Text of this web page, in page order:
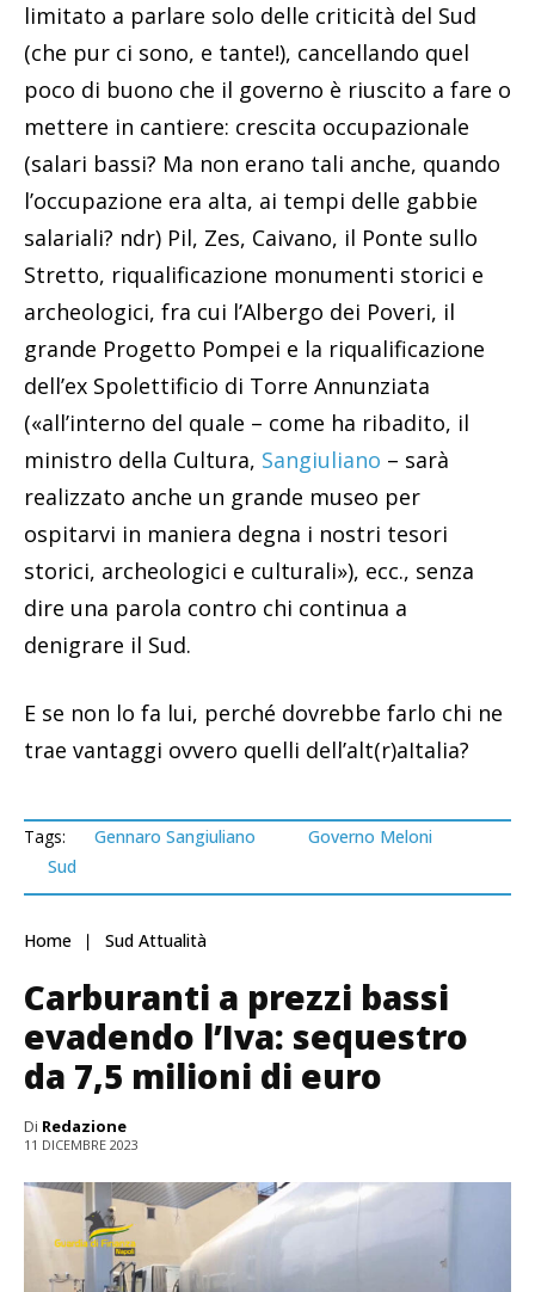
limitato a parlare solo delle criticità del Sud
(che pur ci sono, e tante!), cancellando quel
poco di buono che il governo è riuscito a fare o
mettere in cantiere: crescita occupazionale
(salari bassi? Ma non erano tali anche, quando
l’occupazione era alta, ai tempi delle gabbie
salariali? ndr) Pil, Zes, Caivano, il Ponte sullo
Stretto, riqualificazione monumenti storici e
archeologici, fra cui l’Albergo dei Poveri, il
grande Progetto Pompei e la riqualificazione
dell’ex Spolettificio di Torre Annunziata
(«all’interno del quale – come ha ribadito, il
ministro della Cultura, Sangiuliano – sarà
realizzato anche un grande museo per
ospitarvi in maniera degna i nostri tesori
storici, archeologici e culturali»), ecc., senza
dire una parola contro chi continua a
denigrare il Sud.
E se non lo fa lui, perché dovrebbe farlo chi ne
trae vantaggi ovvero quelli dell’alt(r)aItalia?
Tags: Gennaro Sangiuliano
Governo Meloni
Sud
Home Sud Attualità
Carburanti a prezzi bassi
evadendo l’Iva: sequestro
da 7,5 milioni di euro
Di Redazione
11 DICEMBRE 2023